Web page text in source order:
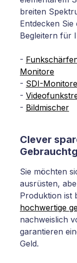
breiten
Entdecken
Begleitern für
-
Monitore
- SDI-Monitore
-
- Bildmischer
Clever
Sie möchten
ausrüsten,
Produktion ist
hochwertige
nachweislich
garantieren
Geld.